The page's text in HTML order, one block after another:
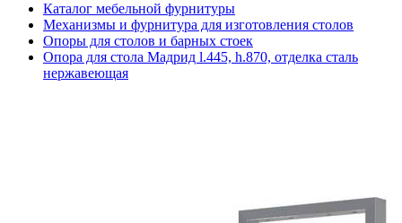
Каталог мебельной фурнитуры
Механизмы и фурнитура для изготовления столов
Опоры для столов и барных стоек
Опора для стола Мадрид l.445, h.870, отделка сталь
нержавеющая